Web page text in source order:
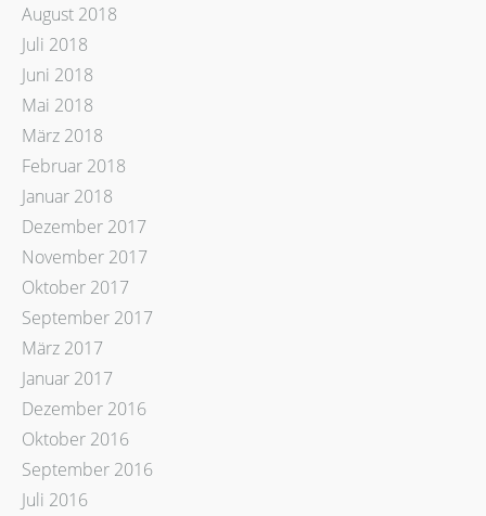
August 2018
Juli 2018
Juni 2018
Mai 2018
März 2018
Februar 2018
Januar 2018
Dezember 2017
November 2017
Oktober 2017
September 2017
März 2017
Januar 2017
Dezember 2016
Oktober 2016
September 2016
Juli 2016